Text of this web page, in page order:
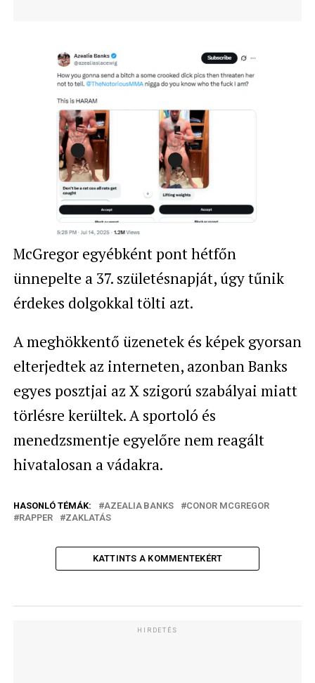
McGregor egyébként pont hétfőn
ünnepelte a 37. születésnapját, úgy tűnik
érdekes dolgokkal tölti azt.
A meghökkentő üzenetek és képek gyorsan
elterjedtek az interneten, azonban Banks
egyes posztjai az X szigorú szabályai miatt
törlésre kerültek. A sportoló és
menedzsmentje egyelőre nem reagált
hivatalosan a vádakra.
HASONLÓ TÉMÁK: AZEALIA BANKS
CONOR MCGREGOR
RAPPER
ZAKLATÁS
KATTINTS A KOMMENTEKÉRT
HIRDETÉS